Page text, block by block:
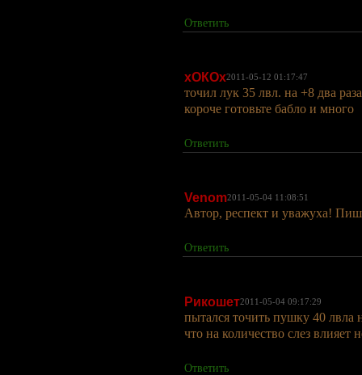
Ответить
хОКОх2011-05-12 01:17:47
точил лук 35 лвл. на +8 два
короче готовьте бабло и много
Ответить
Venom2011-05-04 11:08:51
Автор, респект и уважуха!
Ответить
Рикошет2011-05-04 09:17:29
пытался точить пушку 40 лвла
что на количество слез влияет
Ответить